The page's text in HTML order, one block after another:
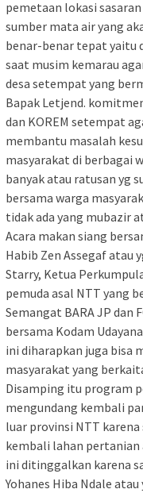
pemetaan lokasi
sumber mata air yang
benar-benar tepat yaitu
saat musim kemarau
desa setempat yang
Bapak Letjend.
dan KOREM setempat
membantu masalah
masyarakat di berbagai
banyak atau ratusan yg
bersama warga
tidak ada yang mubazir
Acara makan siang
Habib Zen Assegaf atau
Starry, Ketua
pemuda asal NTT yang
Semangat BARA JP dan
bersama Kodam
ini diharapkan juga bisa
masyarakat yang
Disamping itu program
mengundang kembali
luar provinsi NTT
kembali lahan pertanian
ini ditinggalkan karena
Yohanes Hiba Ndale